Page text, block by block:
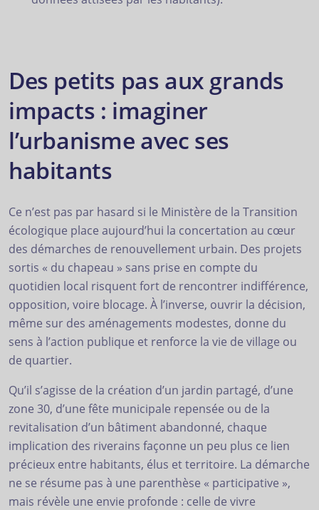
Des petits pas aux grands
impacts : imaginer
l’urbanisme avec ses
habitants
Ce n’est pas par hasard si le Ministère de la Transition
écologique place aujourd’hui la concertation au cœur
des démarches de renouvellement urbain. Des projets
sortis « du chapeau » sans prise en compte du
quotidien local risquent fort de rencontrer indifférence,
opposition, voire blocage. À l’inverse, ouvrir la décision,
même sur des aménagements modestes, donne du
sens à l’action publique et renforce la vie de village ou
de quartier.
Qu’il s’agisse de la création d’un jardin partagé, d’une
zone 30, d’une fête municipale repensée ou de la
revitalisation d’un bâtiment abandonné, chaque
implication des riverains façonne un peu plus ce lien
précieux entre habitants, élus et territoire. La démarche
ne se résume pas à une parenthèse « participative »,
mais révèle une envie profonde : celle de vivre